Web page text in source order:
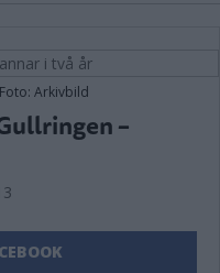
Arkivbild
–